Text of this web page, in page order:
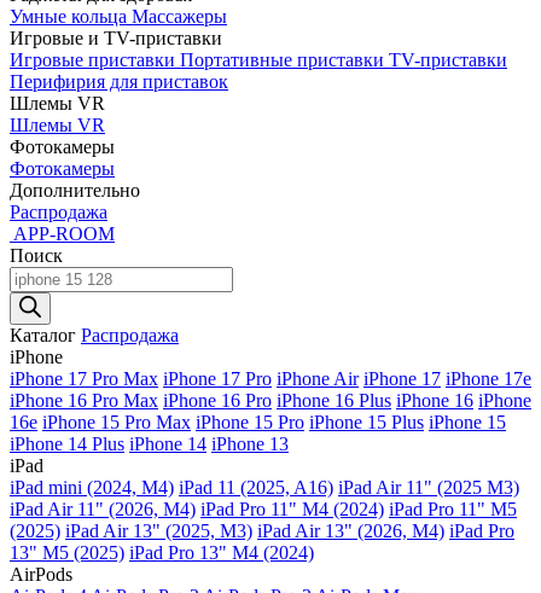
Умные кольца Массажеры
Игровые и TV-приставки
Игровые приставки Портативные приставки TV-приставки
Перифирия для приставок
Шлемы VR
Шлемы VR
Фотокамеры
Фотокамеры
Дополнительно
Распродажа
APP-ROOM
Поиск
Поиск
товаров
Каталог Распродажа
iPhone
iPhone 17 Pro Max iPhone 17 Pro iPhone Air iPhone 17 iPhone 17e
iPhone 16 Pro Max iPhone 16 Pro iPhone 16 Plus iPhone 16 iPhone
16e iPhone 15 Pro Max iPhone 15 Pro iPhone 15 Plus iPhone 15
iPhone 14 Plus iPhone 14 iPhone 13
iPad
iPad mini (2024, M4) iPad 11 (2025, A16) iPad Air 11" (2025 M3)
iPad Air 11" (2026, M4) iPad Pro 11" M4 (2024) iPad Pro 11" M5
(2025) iPad Air 13" (2025, M3) iPad Air 13" (2026, M4) iPad Pro
13" M5 (2025) iPad Pro 13" M4 (2024)
AirPods